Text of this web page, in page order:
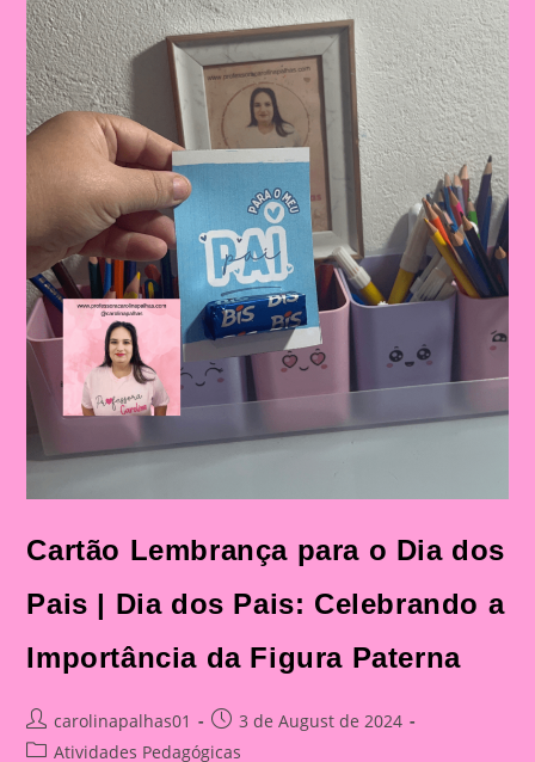
Na
Educação
Infantil
E
Fundamental
Cartão Lembrança para o Dia dos
Pais | Dia dos Pais: Celebrando a
Importância da Figura Paterna
Post
author:
carolinapalhas01
Post
published:
3 de August de 2024
PostAtividades Pedagógicas